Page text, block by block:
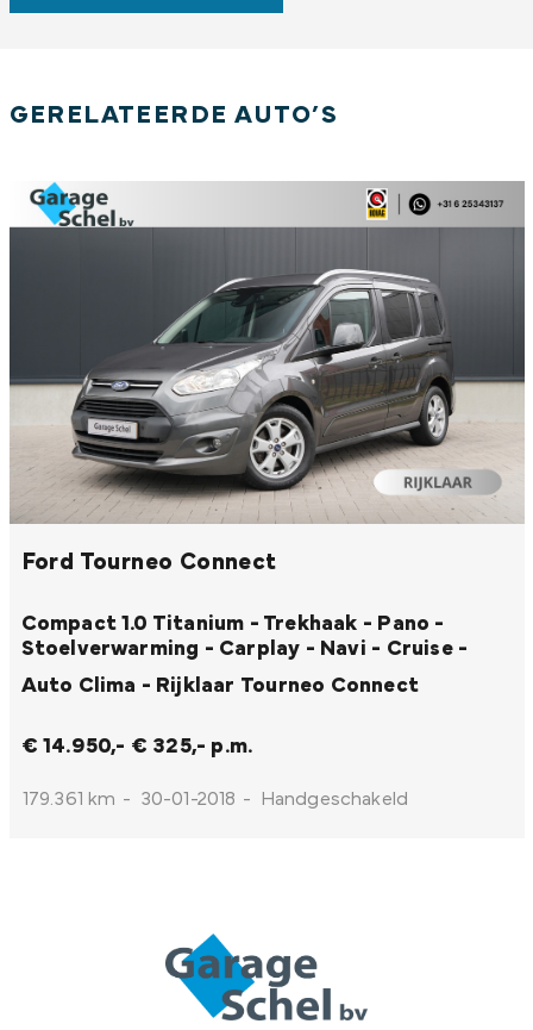
GERELATEERDE AUTO’S
Ford Tourneo Connect
Compact 1.0 Titanium - Trekhaak - Pano -
Stoelverwarming - Carplay - Navi - Cruise -
Auto Clima - Rijklaar Tourneo Connect
€ 14.950,- € 325,- p.m.
179.361 km - 30-01-2018 - Handgeschakeld